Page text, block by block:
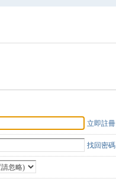
立即註冊
找回密碼